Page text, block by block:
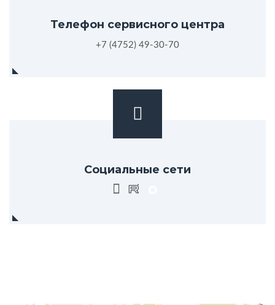
Телефон сервисного центра
+7 (4752) 49-30-70
Социальные сети